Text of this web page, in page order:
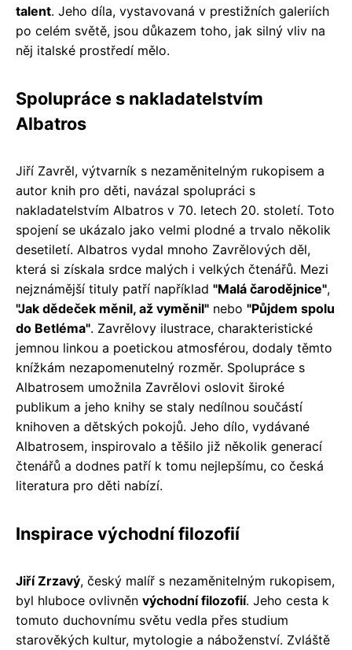
talent. Jeho díla, vystavovaná v prestižních galeriích
po celém světě, jsou důkazem toho, jak silný vliv na
něj italské prostředí mělo.
Spolupráce s nakladatelstvím
Albatros
Jiří Zavrěl, výtvarník s nezaměnitelným rukopisem a
autor knih pro děti, navázal spolupráci s
nakladatelstvím Albatros v 70. letech 20. století. Toto
spojení se ukázalo jako velmi plodné a trvalo několik
desetiletí. Albatros vydal mnoho Zavrělových děl,
která si získala srdce malých i velkých čtenářů. Mezi
nejznámější tituly patří například "Malá čarodějnice",
"Jak dědeček měnil, až vyměnil" nebo "Půjdem spolu
do Betléma". Zavrělovy ilustrace, charakteristické
jemnou linkou a poetickou atmosférou, dodaly těmto
knížkám nezapomenutelný rozměr. Spolupráce s
Albatrosem umožnila Zavrělovi oslovit široké
publikum a jeho knihy se staly nedílnou součástí
knihoven a dětských pokojů. Jeho dílo, vydávané
Albatrosem, inspirovalo a těšilo již několik generací
čtenářů a dodnes patří k tomu nejlepšímu, co česká
literatura pro děti nabízí.
Inspirace východní filozofií
Jiří Zrzavý, český malíř s nezaměnitelným rukopisem,
byl hluboce ovlivněn východní filozofií. Jeho cesta k
tomuto duchovnímu světu vedla přes studium
starověkých kultur, mytologie a náboženství. Zvláště